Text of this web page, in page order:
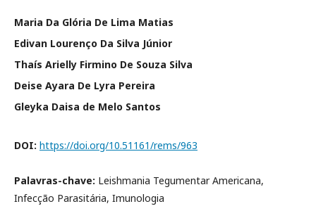
Maria Da Glória De Lima Matias
Edivan Lourenço Da Silva Júnior
Thaís Arielly Firmino De Souza Silva
Deise Ayara De Lyra Pereira
Gleyka Daisa de Melo Santos
DOI: https://doi.org/10.51161/rems/963
Palavras-chave: Leishmania Tegumentar Americana,
Infecção Parasitária, Imunologia